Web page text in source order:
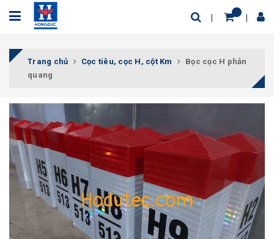
Trang chủ Cọc tiêu, cọc H, cột Km
Bọc cọc H phản
quang